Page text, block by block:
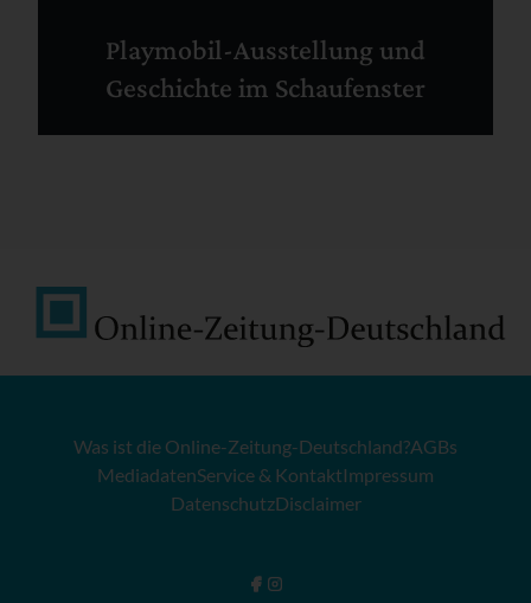
Playmobil-Ausstellung und
Geschichte im Schaufenster
Was ist die Online-Zeitung-Deutschland?AGBs
MediadatenService & KontaktImpressum
DatenschutzDisclaimer